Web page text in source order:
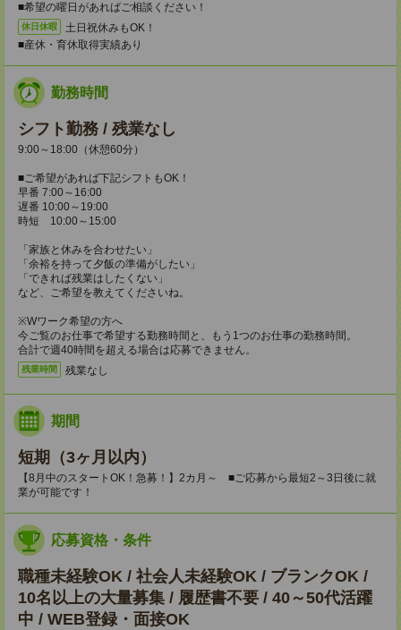
■希望の曜日があればご相談ください！
休日休暇
土日祝休みもOK！
■産休・育休取得実績あり
勤務時間
シフト勤務 / 残業なし
9:00～18:00（休憩60分）
■ご希望があれば下記シフトもOK！
早番 7:00～16:00
遅番 10:00～19:00
時短 10:00～15:00
「家族と休みを合わせたい」
「余裕を持って夕飯の準備がしたい」
「できれば残業はしたくない」
など、ご希望を教えてくださいね。
※Wワーク希望の方へ
今ご覧のお仕事で希望する勤務時間と、もう1つのお仕事の勤務時間。
合計で週40時間を超える場合は応募できません。
残業時間 残業なし
期間
短期（3ヶ月以内）
【8月中のスタートOK！急募！】2カ月～ ■ご応募から最短2～3日後に就
業が可能です！
応募資格・条件
職種未経験OK / 社会人未経験OK / ブランクOK /
10名以上の大量募集 / 履歴書不要 / 40～50代活躍
中 / WEB登録・面接OK